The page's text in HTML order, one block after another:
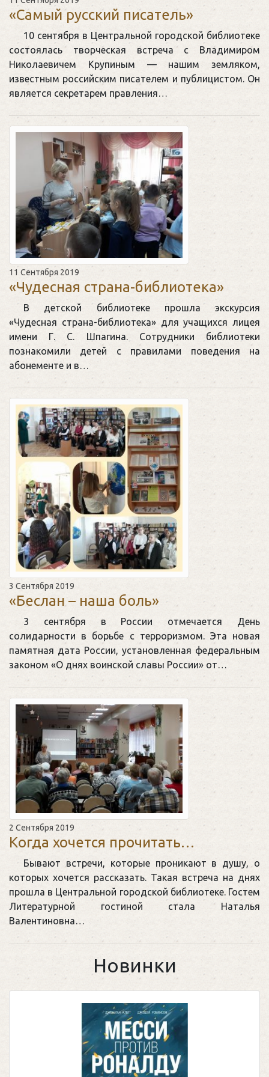
«Самый русский писатель»
10 сентября в Центральной городской библиотеке
состоялась творческая встреча с Владимиром
Николаевичем Крупиным — нашим земляком,
известным российским писателем и публицистом. Он
является секретарем правления…
11 Сентября 2019
«Чудесная страна-библиотека»
В детской библиотеке прошла экскурсия
«Чудесная страна-библиотека» для учащихся лицея
имени Г. С. Шпагина. Сотрудники библиотеки
познакомили детей с правилами поведения на
абонементе и в…
3 Сентября 2019
«Беслан – наша боль»
3 сентября в России отмечается День
солидарности в борьбе с терроризмом. Эта новая
памятная дата России, установленная федеральным
законом «О днях воинской славы России» от…
2 Сентября 2019
Когда хочется прочитать…
Бывают встречи, которые проникают в душу, о
которых хочется рассказать. Такая встреча на днях
прошла в Центральной городской библиотеке. Гостем
Литературной гостиной стала Наталья
Валентиновна…
Новинки